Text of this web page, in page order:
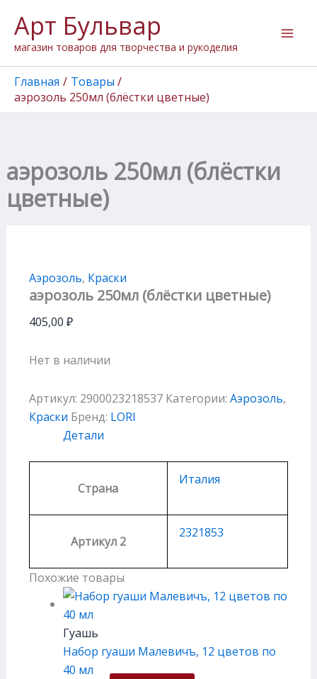
содержимому
Арт Бульвар
магазин товаров для творчества и рукоделия
Главная
Товары
аэрозоль 250мл (блёстки цветные)
аэрозоль 250мл (блёстки
цветные)
Аэрозоль, Краски
аэрозоль 250мл (блёстки цветные)
405,00 ₽
Нет в наличии
Артикул: 2900023218537 Категории: Аэрозоль,
Краски Бренд: LORI
Детали
Страна
Италия
Артикул 2
2321853
Похожие товары
Гуашь
Набор гуаши Малевичъ, 12 цветов по
40 мл